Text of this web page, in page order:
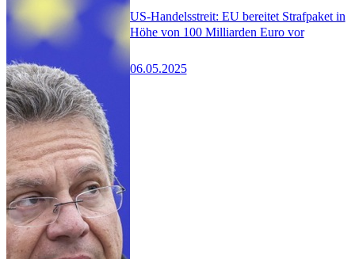
US-Handelsstreit: EU bereitet Strafpaket in
Höhe von 100 Milliarden Euro vor
06.05.2025